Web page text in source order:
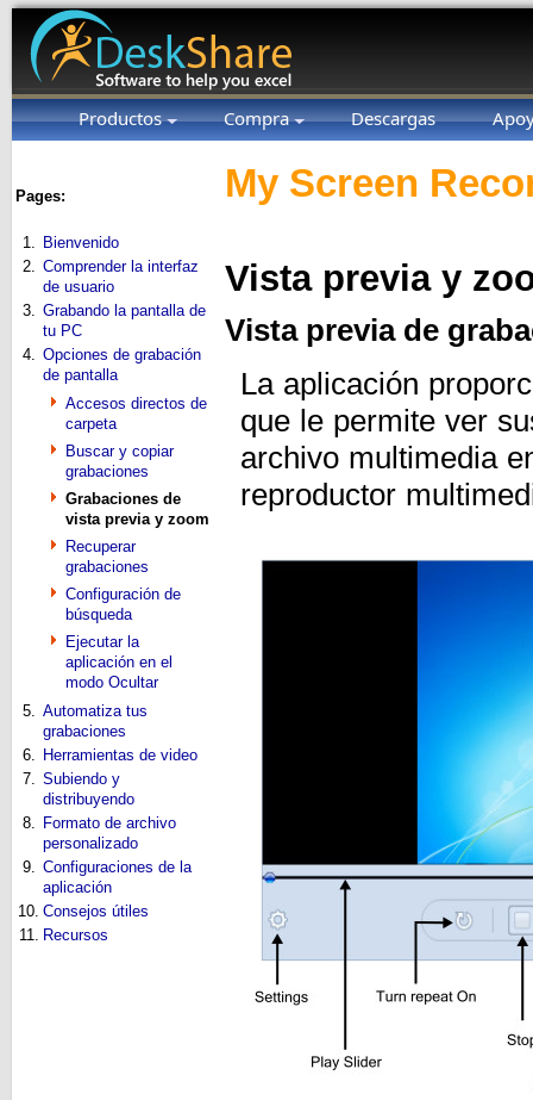
Productos Compra Descargas
Pages:
1. Bienvenido
2. Comprender la interfaz
de usuario
3. Grabando la pantalla de
tu PC
4. Opciones de grabación
de pantalla
Accesos directos de
carpeta
Buscar y copiar
grabaciones
Grabaciones de
vista previa y zoom
Recuperar
grabaciones
Configuración de
búsqueda
Ejecutar la
aplicación en el
modo Ocultar
5. Automatiza tus
grabaciones
6. Herramientas de video
7. Subiendo y
distribuyendo
8. Formato de archivo
personalizado
9. Configuraciones de la
aplicación
10. Consejos útiles
11. Recursos
My Screen
Vista previa y
Vista previa de
La aplicación
que le permite ver
archivo multimedia
reproductor